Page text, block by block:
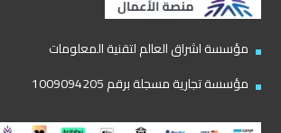
مؤسسة اشراق العالم لتقنية المعلومات
مؤسسة تجارية مسجلة برقم 1009094205